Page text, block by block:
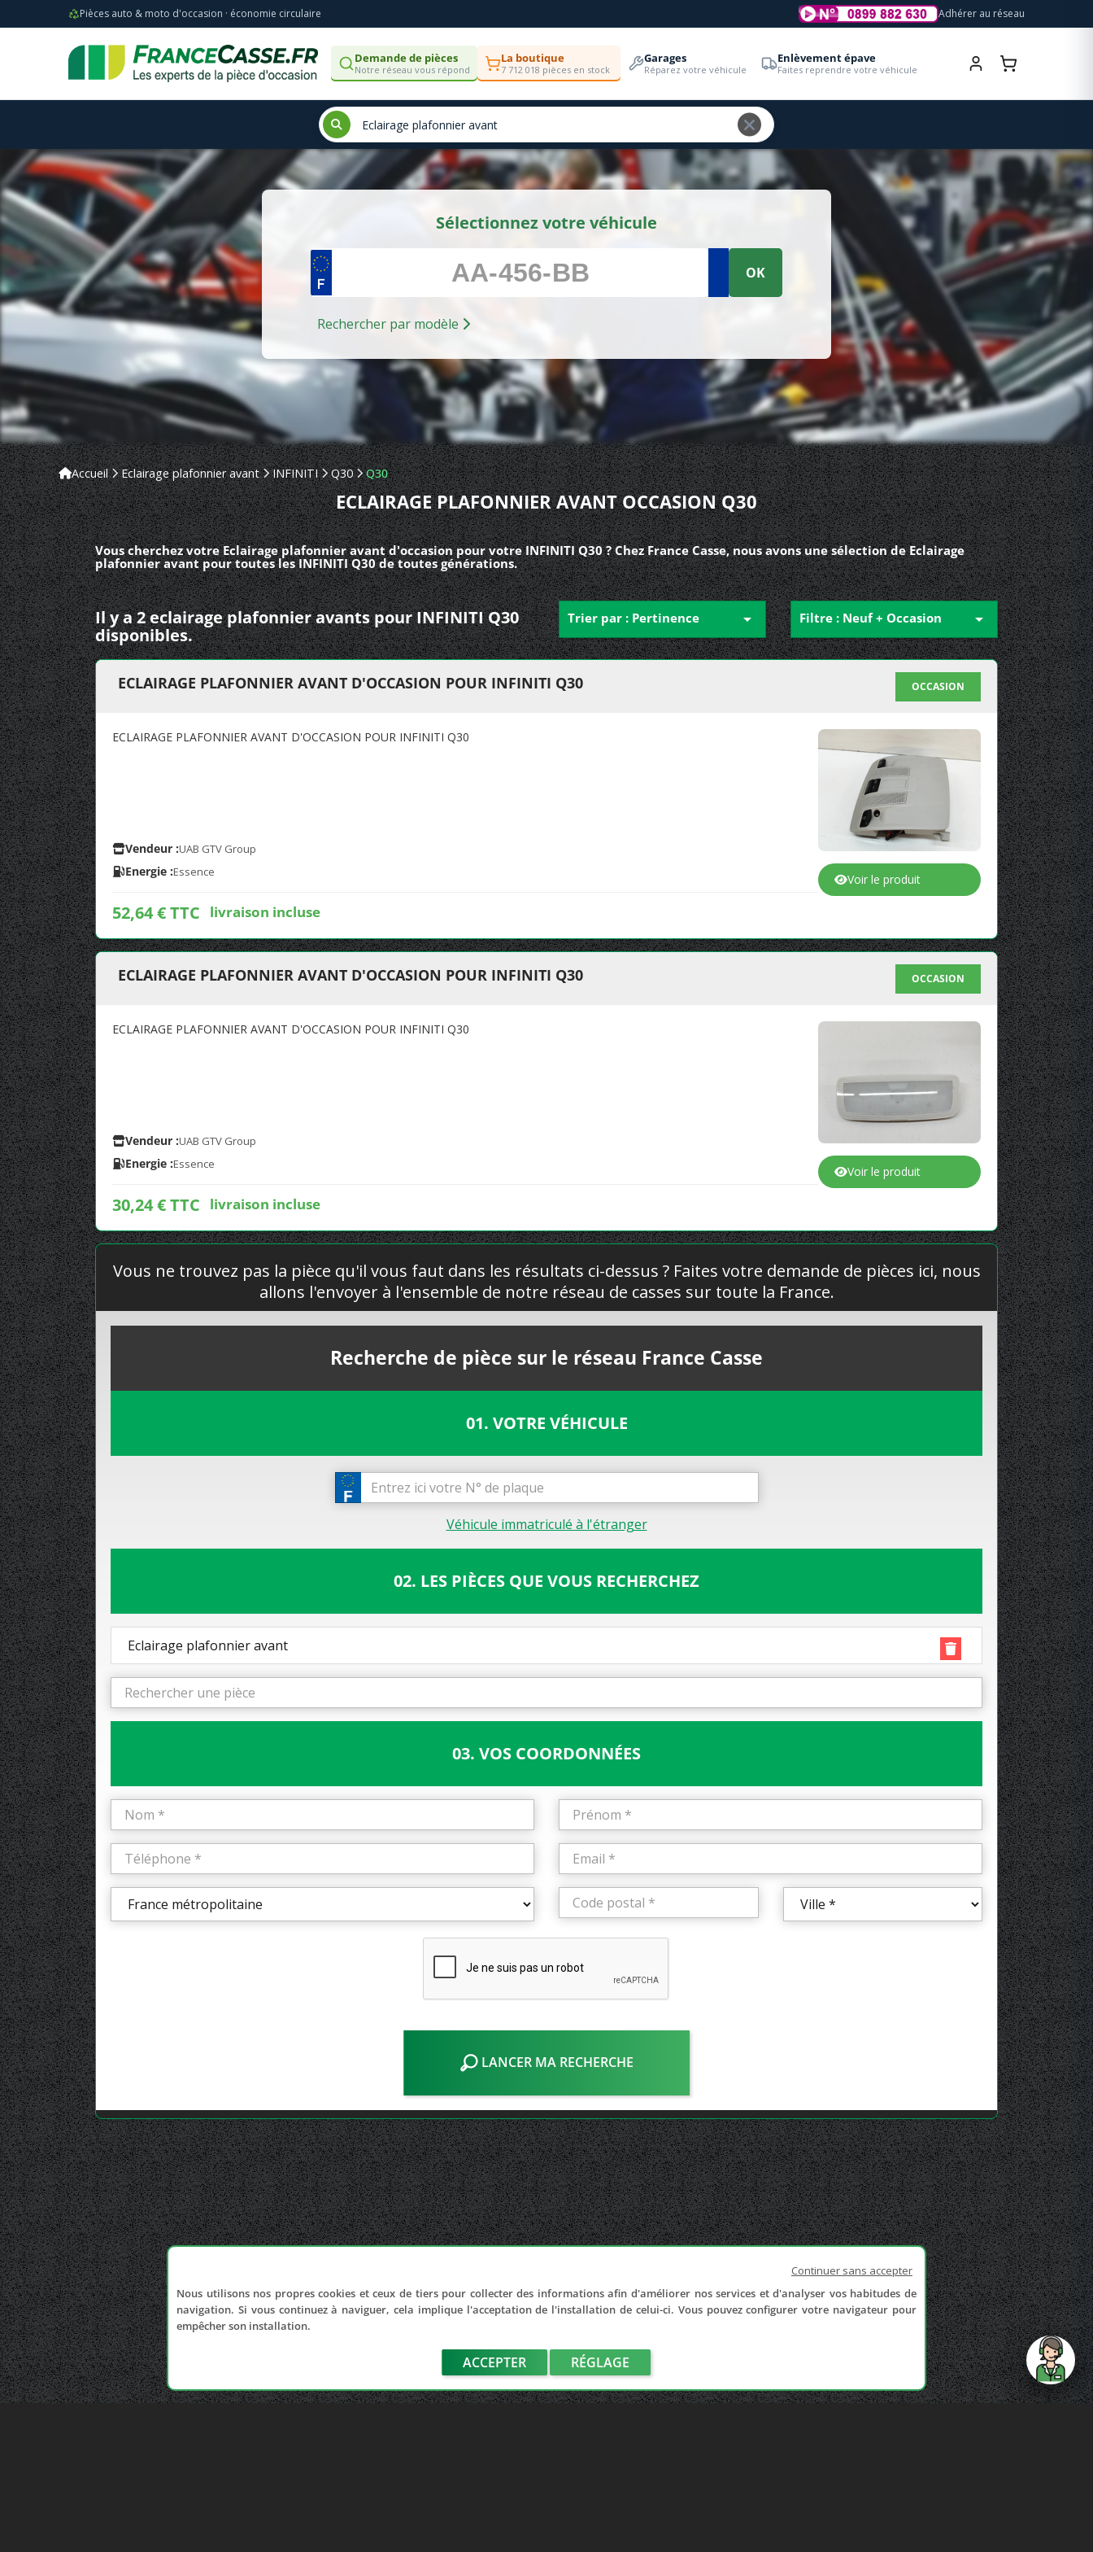
Pièces auto & moto d'occasion · économie circulaire Adhérer au réseau
Demande de pièces
Notre réseau vous répond
La boutique
7 712 018 pièces en stock
Garages
Réparez votre véhicule
Enlèvement épave
Faites reprendre votre véhicule
Sélectionnez votre véhicule
OK
Rechercher par modèle
Accueil Eclairage plafonnier avant INFINITI Q30 Q30
ECLAIRAGE PLAFONNIER AVANT OCCASION Q30
Vous cherchez votre Eclairage plafonnier avant d'occasion pour votre INFINITI Q30 ? Chez France Casse, nous avons une sélection de Eclairage
plafonnier avant pour toutes les INFINITI Q30 de toutes générations.
Il y a 2 eclairage plafonnier avants pour INFINITI Q30
disponibles.
Trier par : Pertinence  Filtre : Neuf + Occasion 
ECLAIRAGE PLAFONNIER AVANT D'OCCASION POUR INFINITI Q30 OCCASION
ECLAIRAGE PLAFONNIER AVANT D'OCCASION POUR INFINITI Q30
Vendeur :UAB GTV Group
Energie :Essence
52,64 € TTC livraison incluse
Voir le produit
ECLAIRAGE PLAFONNIER AVANT D'OCCASION POUR INFINITI Q30 OCCASION
ECLAIRAGE PLAFONNIER AVANT D'OCCASION POUR INFINITI Q30
Vendeur :UAB GTV Group
Energie :Essence
30,24 € TTC livraison incluse
Voir le produit
Vous ne trouvez pas la pièce qu'il vous faut dans les résultats ci-dessus ? Faites votre demande de pièces ici, nous
allons l'envoyer à l'ensemble de notre réseau de casses sur toute la France.
Recherche de pièce sur le réseau France Casse
01. VOTRE VÉHICULE
Véhicule immatriculé à l'étranger
02. LES PIÈCES QUE VOUS RECHERCHEZ
Eclairage plafonnier avant
03. VOS COORDONNÉES
LANCER MA RECHERCHE
Continuer sans accepter
Nous utilisons nos propres cookies et ceux de tiers pour collecter des informations afin d'améliorer nos services et d'analyser vos habitudes de
navigation. Si vous continuez à naviguer, cela implique l'acceptation de l'installation de celui-ci. Vous pouvez configurer votre navigateur pour
empêcher son installation.
ACCEPTER RÉGLAGE